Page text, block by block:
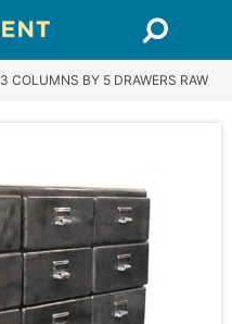
3 COLUMNS BY 5 DRAWERS RAW